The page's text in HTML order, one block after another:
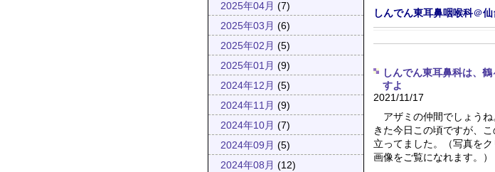
2025年04月 (7)
2025年03月 (6)
2025年02月 (5)
2025年01月 (9)
2024年12月 (5)
2024年11月 (9)
2024年10月 (7)
2024年09月 (5)
2024年08月 (12)
しんでん東耳鼻咽喉科＠仙
しんでん東耳鼻科は、
すよ
2021/11/17
アザミの仲間でしょうね
きた今日この頃ですが、
立ってました。（写真を
画像をご覧になれます。）